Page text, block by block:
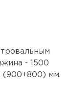
- 1500
(900+800) мм.